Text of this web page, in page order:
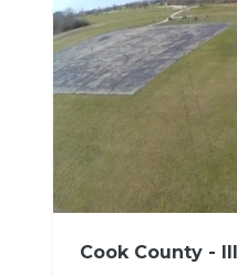
Cook County -